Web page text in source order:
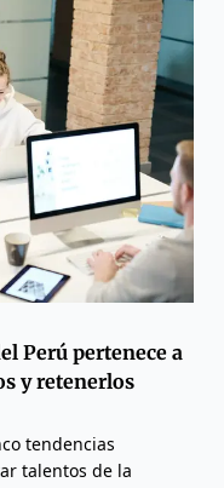
Perú pertenece a
y retenerlos
tendencias
talentos de la